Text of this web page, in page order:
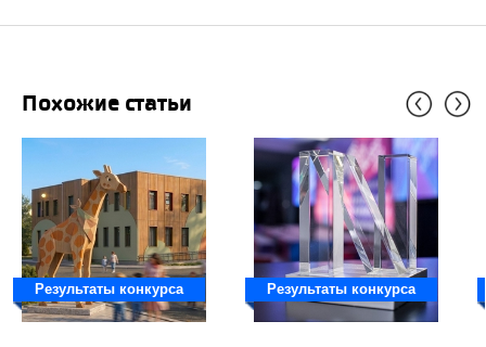
Похожие статьи
Результаты конкурса Результаты конкурса